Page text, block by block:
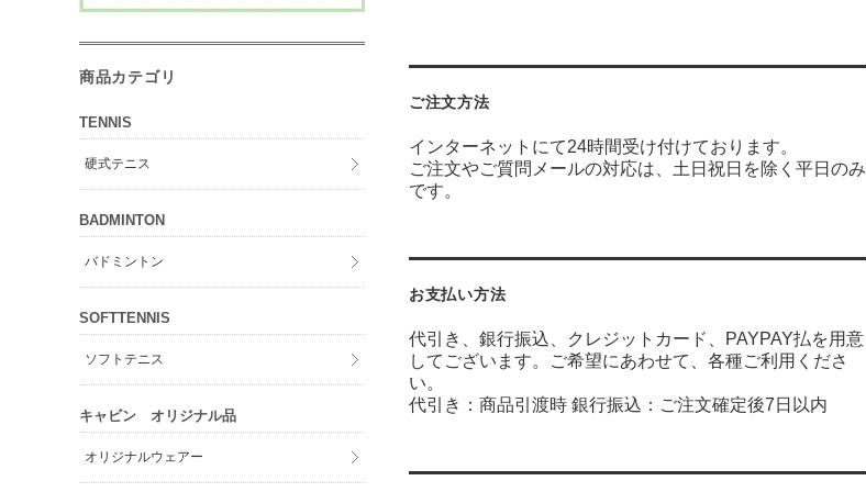
ご注文方法
インターネットにて24時間受け付けております。
ご注文やご質問メールの対応は、土日祝日を除く平日のみ
です。
お支払い方法
代引き、銀行振込、クレジットカード、PAYPAY払を用意
してございます。ご希望にあわせて、各種ご利用くださ
い。
代引き：商品引渡時 銀行振込：ご注文確定後7日以内
商品カテゴリ
TENNIS
硬式テニス
BADMINTON
バドミントン
SOFTTENNIS
ソフトテニス
キャビン オリジナル品
オリジナルウェアー